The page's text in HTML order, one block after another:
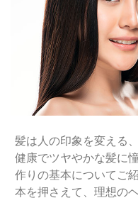
髪は人の印象を変える
健康でツヤやかな髪に
作りの基本についてご
本を押さえて、理想の